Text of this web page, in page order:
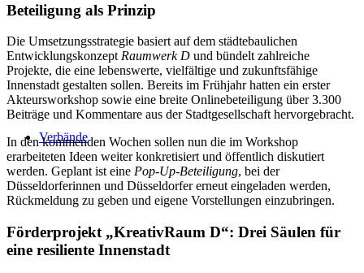
Verbände
Beteiligung als Prinzip
Die Umsetzungsstrategie basiert auf dem städtebaulichen
Entwicklungskonzept Raumwerk D und bündelt zahlreiche
Projekte, die eine lebenswerte, vielfältige und zukunftsfähige
Innenstadt gestalten sollen. Bereits im Frühjahr hatten ein erster
Akteursworkshop sowie eine breite Onlinebeteiligung über 3.300
Beiträge und Kommentare aus der Stadtgesellschaft hervorgebracht.
In den kommenden Wochen sollen nun die im Workshop
erarbeiteten Ideen weiter konkretisiert und öffentlich diskutiert
werden. Geplant ist eine Pop-Up-Beteiligung, bei der
Düsseldorferinnen und Düsseldorfer erneut eingeladen werden,
Rückmeldung zu geben und eigene Vorstellungen einzubringen.
Förderprojekt „KreativRaum D“: Drei Säulen für
eine resiliente Innenstadt